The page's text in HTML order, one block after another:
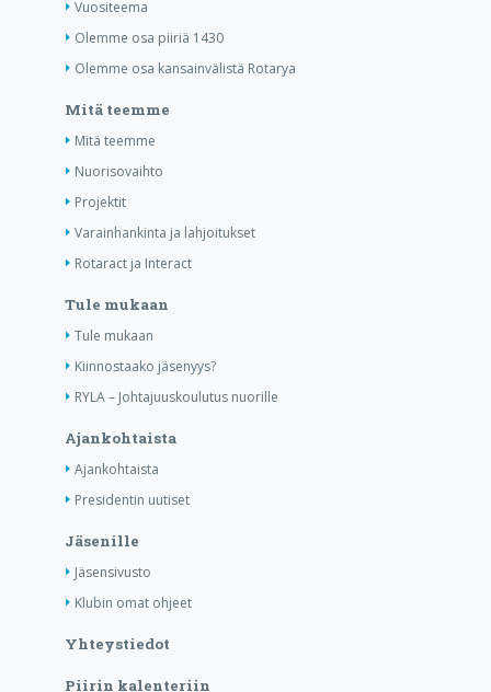
Vuositeema
Olemme osa piiriä 1430
Olemme osa kansainvälistä Rotarya
Mitä teemme
Mitä teemme
Nuorisovaihto
Projektit
Varainhankinta ja lahjoitukset
Rotaract ja Interact
Tule mukaan
Tule mukaan
Kiinnostaako jäsenyys?
RYLA – Johtajuuskoulutus nuorille
Ajankohtaista
Ajankohtaista
Presidentin uutiset
Jäsenille
Jäsensivusto
Klubin omat ohjeet
Yhteystiedot
Piirin kalenteriin